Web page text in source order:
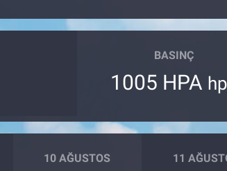
BASINÇ
1005 HPA
10 AĞUSTOS 11